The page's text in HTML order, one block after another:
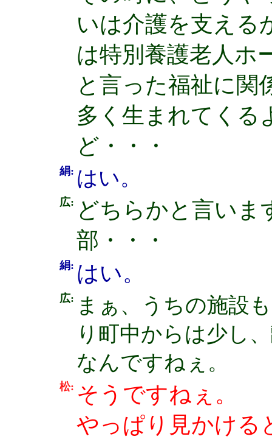
いは介護を支える
は特別養護老人ホ
と言った福祉に関
多く生まれてくる
ど・・・
絹: はい。
広: どちらかと言いま
部・・・
絹: はい。
広: まぁ、うちの施設
り町中からは少し
なんですねぇ。
松: そうですねぇ。
やっぱり見かける